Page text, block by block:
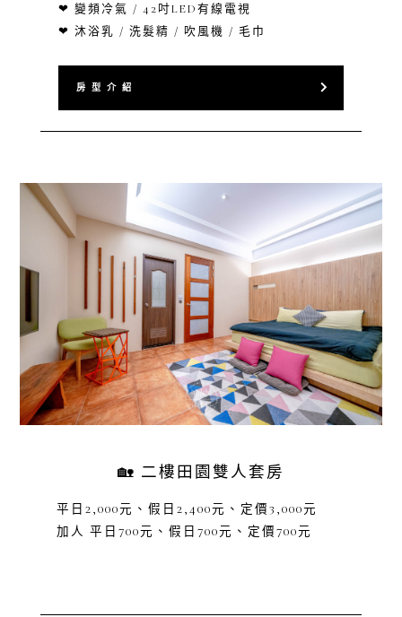
❤ 變頻冷氣 / 42吋LED有線電視
❤ 沐浴乳 / 洗髮精 / 吹風機 / 毛巾
房 型 介 紹
🏡 二樓田園雙人套房
平日2,000元、假日2,400元、定價3,000元
加人 平日700元、假日700元、定價700元